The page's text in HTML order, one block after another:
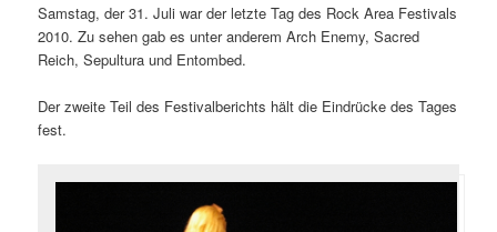
Samstag, der 31. Juli war der letzte Tag des Rock Area Festivals
2010. Zu sehen gab es unter anderem Arch Enemy, Sacred
Reich, Sepultura und Entombed.
Der zweite Teil des Festivalberichts hält die Eindrücke des Tages
fest.